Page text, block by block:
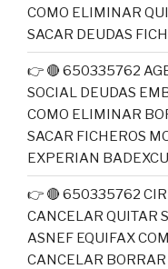
COMO ELIMINAR
SACAR DEUDAS
👉 🔴 650335762
SOCIAL DEUDAS
COMO ELIMINAR
SACAR FICHEROS
EXPERIAN
👉 🔴 650335762
CANCELAR QUITAR
ASNEF EQUIFAX
CANCELAR BORRAR